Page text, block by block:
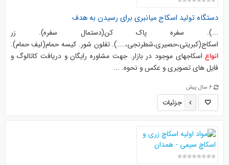
دستگاهتولید اسکاج میانبری برای رسیدن به هدف
...). سفره پاک کن(دستمال سفره). زر
اسکاج(کبریتی،حصیری،شطرنجی،....). تفلون شور. کیسه حمام(لیف حمام).
انواعاسکاجهای موجود در بازار. جهت مشاوره رایگان و دریافت کاتالوگ و
فایل های تصویری و عکس و نحوه. ...
6 سال پیش
جزئیات